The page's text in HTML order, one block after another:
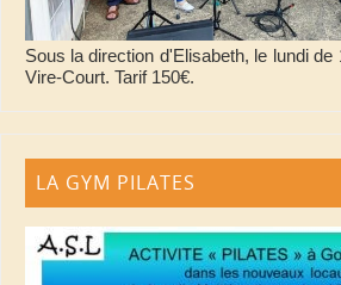
Sous la direction d'Elisabeth, le lundi de
Vire-Court. Tarif 150€.
LA GYM PILATES